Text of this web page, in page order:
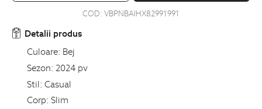
COD: VBPNBAIHX82991991
Detalii produs
Culoare: Bej
Sezon: 2024 pv
Stil: Casual
Corp: Slim